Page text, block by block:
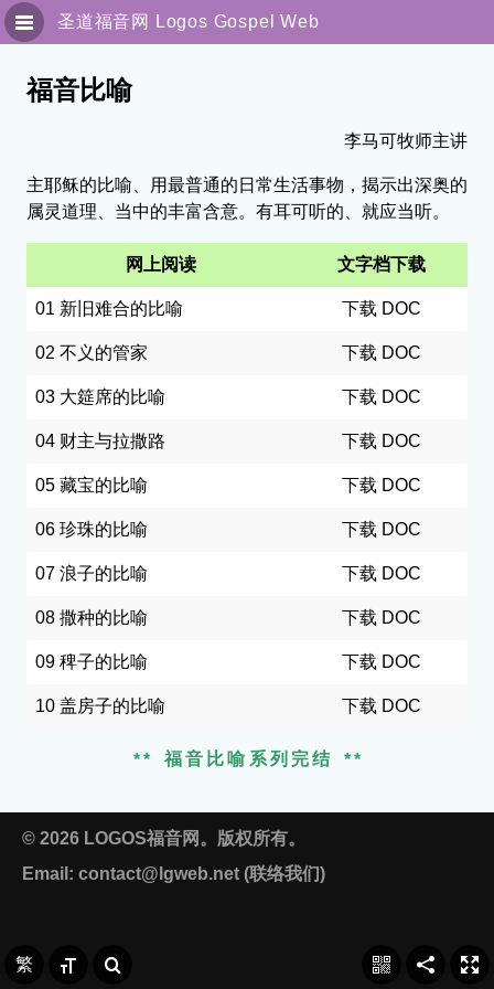
圣道福音网 Logos Gospel Web
圣灵与属灵人
传福音系列
解经园地
独立讯息
细说主恩
联络我们
福音比喻
李马可牧师主讲
主耶稣的比喻、用最普通的日常生活事物，揭示出深奥的
属灵道理、当中的丰富含意。有耳可听的、就应当听。
网上阅读 文字档下载
01 新旧难合的比喻 下载 DOC
02 不义的管家 下载 DOC
03 大筵席的比喻 下载 DOC
04 财主与拉撒路 下载 DOC
05 藏宝的比喻 下载 DOC
06 珍珠的比喻 下载 DOC
07 浪子的比喻 下载 DOC
08 撒种的比喻 下载 DOC
09 稗子的比喻 下载 DOC
10 盖房子的比喻 下载 DOC
福音比喻系列完结
© 2026 LOGOS福音网。版权所有。
Email: contact@lgweb.net (联络我们)
繁